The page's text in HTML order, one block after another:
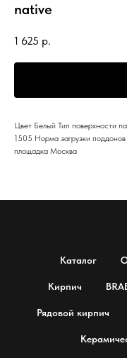
native
1 625 р.
Цвет Белый Тип поверхности
1505 Норма загрузки
площадка Москва
Каталог
Кирпич
Рядовой кирпич